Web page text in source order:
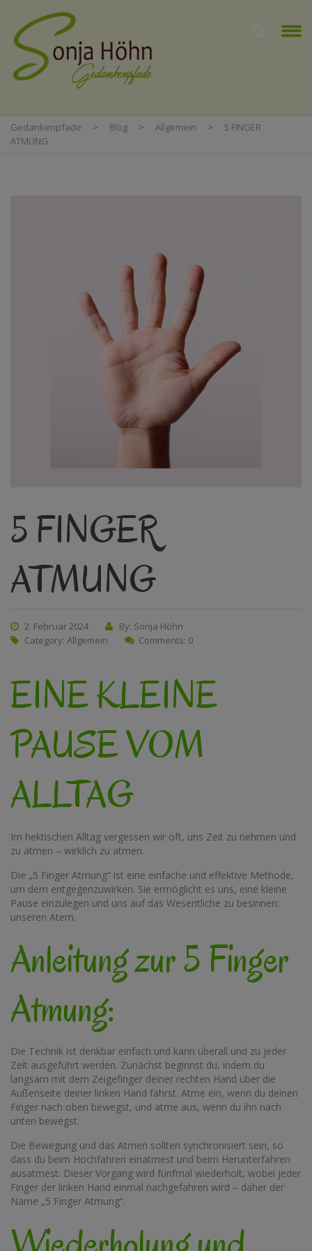
Gedankenpfade > Blog > Allgemein >
5 FINGER
ATMUNG
5 FINGER
ATMUNG
2. Februar 2024
By: Sonja Höhn
Category: Allgemein Comments: 0
EINE KLEINE
PAUSE VOM
ALLTAG
Im hektischen Alltag vergessen wir oft, uns Zeit zu nehmen und
zu atmen – wirklich zu atmen.
Die „5 Finger Atmung“ ist eine einfache und effektive Methode,
um dem entgegenzuwirken. Sie ermöglicht es uns, eine kleine
Pause einzulegen und uns auf das Wesentliche zu besinnen:
unseren Atem.
Anleitung zur 5 Finger
Atmung:
Die Technik ist denkbar einfach und kann überall und zu jeder
Zeit ausgeführt werden. Zunächst beginnst du, indem du
langsam mit dem Zeigefinger deiner rechten Hand über die
Außenseite deiner linken Hand fährst. Atme ein, wenn du deinen
Finger nach oben bewegst, und atme aus, wenn du ihn nach
unten bewegst.
Die Bewegung und das Atmen sollten synchronisiert sein, so
dass du beim Hochfahren einatmest und beim Herunterfahren
ausatmest. Dieser Vorgang wird fünfmal wiederholt, wobei jeder
Finger der linken Hand einmal nachgefahren wird – daher der
Name „5 Finger Atmung“.